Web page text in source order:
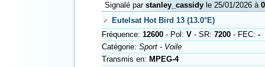
Signalé par stanley_cassidyle 25/01/2026 à
Eutelsat Hot Bird 13 (13.0°E)
Fréquence: 12600- Pol: V- SR: 7200- FEC: -
Catégorie: Sport - Voile
Transmis en: MPEG-4